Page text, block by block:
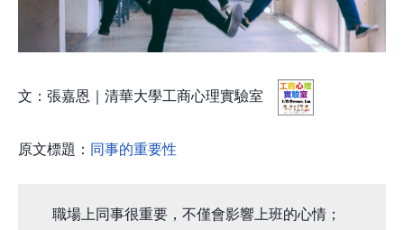
文：張嘉恩｜清華大學工商心理實驗室
原文標題： 同事的重要性
職場上同事很重要，不僅會影響上班的心情；